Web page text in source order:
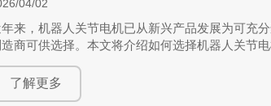
04/02
来，机器人关节电机已从新兴产品发展为可充
商可供选择。本文将介绍如何选择机器人关节电
了解更多